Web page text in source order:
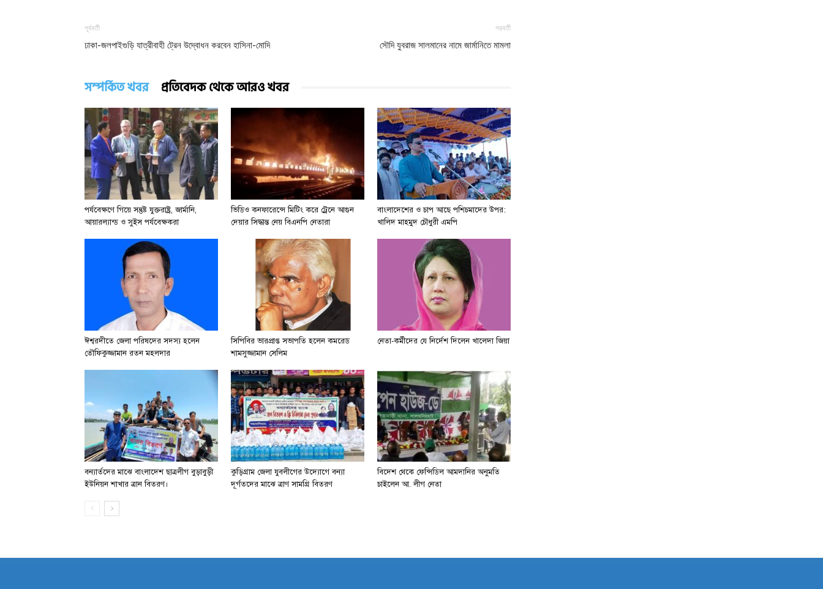
পূর্ববর্তী
ঢাকা-জলপাইগুড়ি যাত্রীবাহী ট্রেন উদ্বোধন করবেন হাসিনা-মোদি
পরবর্তী
সৌদি যুবরাজ সালমানের নামে জার্মানিতে মামলা
সম্পর্কিত খবর প্রতিবেদক থেকে আরও খবর
পর্যবেক্ষণে গিয়ে সন্তুষ্ট যুক্তরাষ্ট্র, জার্মানি,
আয়ারল্যান্ড ও সুইস পর্যবেক্ষকরা
ভিডিও কনফারেন্সে মিটিং করে ট্রেনে আগুন
দেয়ার সিদ্ধান্ত নেয় বিএনপি নেতারা
বাংলাদেশের ও চাপ আছে পশিচমাদের উপর:
খালিদ মাহমুদ চৌধুরী এমপি
ঈশ্বরদীতে জেলা পরিষদের সদস্য হলেন
তৌফিকুজ্জামান রতন মহলদার
সিপিবির ভারপ্রাপ্ত সভাপতি হলেন কমরেড
শামসুজ্জামান সেলিম
নেতা-কর্মীদের যে নির্দেশ দিলেন খালেদা জিয়া
বন্যার্তদের মাঝে বাংলাদেশ ছাত্রলীগ বুড়াবুড়ী
ইউনিয়ন শাখার ত্রান বিতরণ।
কুড়িগ্রাম জেলা যুবলীগের উদ্যোগে বন্যা
দূর্গতদের মাঝে ত্রাণ সামগ্রি বিতরণ
বিদেশ থেকে ফেন্সিডিল আমদানির অনুমতি
চাইলেন আ. লীগ নেতা